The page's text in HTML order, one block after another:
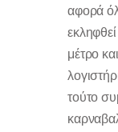
αφορά
μέτρο
τούτο